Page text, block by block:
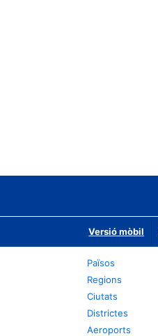
Versió mòbil
Països
Regions
Ciutats
Districtes
Aeroports